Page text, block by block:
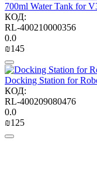
700ml Water Tank for
КОД:
RL-400210000356
0.0
₪‍145‍
Docking Station for
КОД:
RL-400209080476
0.0
₪‍125‍